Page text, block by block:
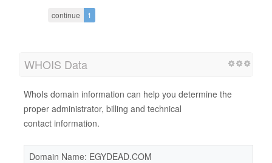
continue 1
WHOIS Data
WhoIs domain information can help you determine the
proper administrator, billing and technical
contact information.
Domain Name: EGYDEAD.COM